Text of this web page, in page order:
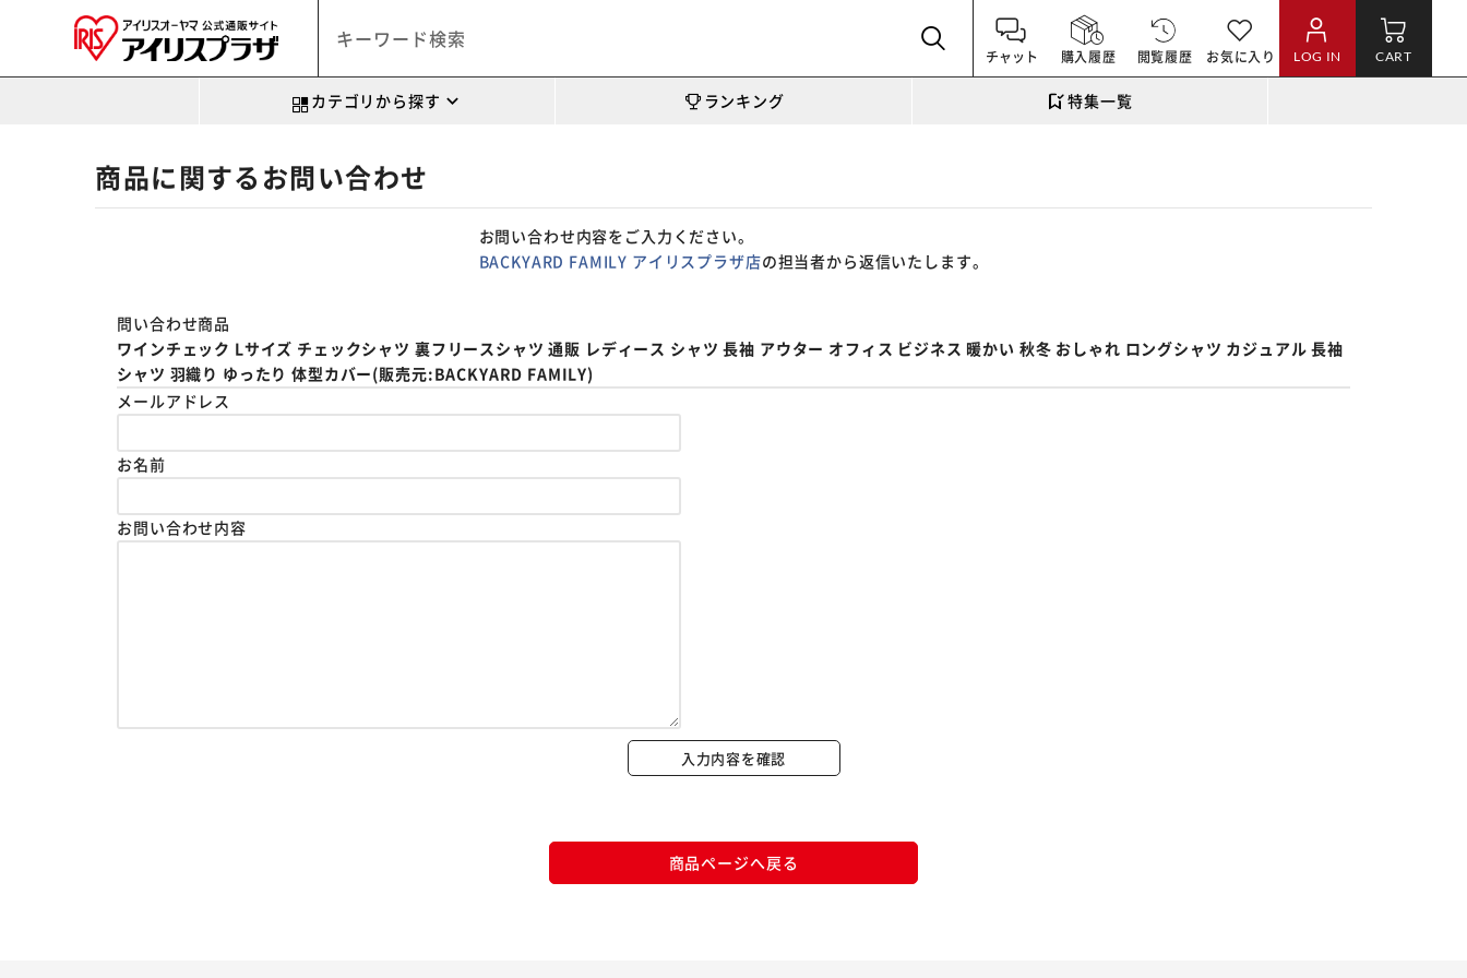
チャット 購入履歴 閲覧履歴 お気に入り LOG IN CART
カテゴリから探す ランキング 特集一覧
商品に関するお問い合わせ
お問い合わせ内容をご入力ください。
BACKYARD FAMILY アイリスプラザ店の担当者から返信いたします。
問い合わせ商品
ワインチェック Lサイズ チェックシャツ 裏フリースシャツ 通販 レディース シャツ 長袖 アウター オフィス ビジネス 暖かい 秋冬 おしゃれ ロングシャツ カジュアル 長袖
シャツ 羽織り ゆったり 体型カバー(販売元:BACKYARD FAMILY)
メールアドレス
お名前
お問い合わせ内容
入力内容を確認
商品ページへ戻る
カートに入れる